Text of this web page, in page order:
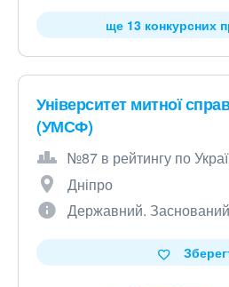
ще 13 конкурсних
Університет митної
(УМСФ)
№87 в рейтингу по
Дніпро
Державний.